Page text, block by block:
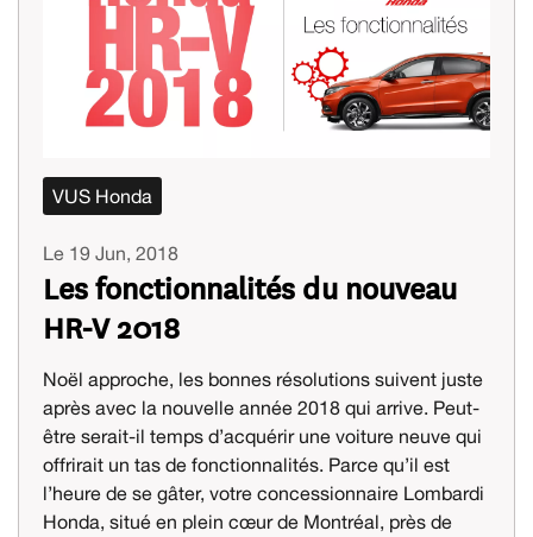
VUS Honda
Le 19 Jun, 2018
Les fonctionnalités du nouveau
HR-V 2018
Noël approche, les bonnes résolutions suivent juste
après avec la nouvelle année 2018 qui arrive. Peut-
être serait-il temps d’acquérir une voiture neuve qui
offrirait un tas de fonctionnalités. Parce qu’il est
l’heure de se gâter, votre concessionnaire Lombardi
Honda, situé en plein cœur de Montréal, près de